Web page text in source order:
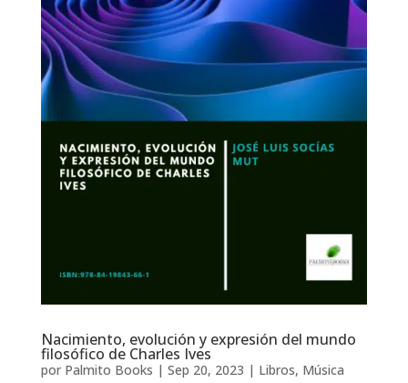
Nacimiento, evolución y expresión del mundo
filosófico de Charles Ives
por Palmito Books | Sep 20, 2023 | Libros, Música